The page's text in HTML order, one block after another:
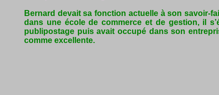
Bernard devait sa fonction actuelle à son savoir-
dans une école de commerce et de gestion, il
publipostage puis avait occupé dans son
comme excellente.